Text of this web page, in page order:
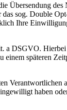
Übersendung
sog. Double
Ihre
a DSGVO.
einem späteren
haben